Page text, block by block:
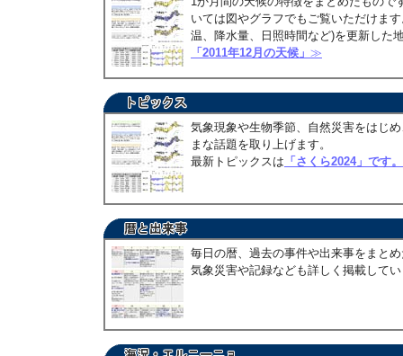
いては図やグラフでもご覧いただけま
温、降水量、日照時間など)を更新した
「2011年12月の天候」 ≫
気象現象や生物季節、自然災害をはじ
まな話題を取り上げます。
最新トピックスは 「さくら2024」です。
毎日の暦、過去の事件や出来事をまと
気象災害や記録なども詳しく掲載して